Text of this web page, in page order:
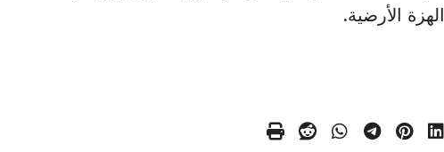
الأرضية.